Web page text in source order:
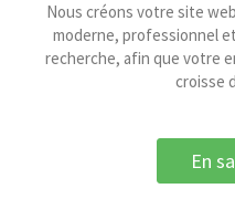
Nous créons votre site
moderne, professionnel
recherche, afin que votre
croisse
En